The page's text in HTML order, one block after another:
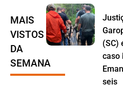
MAIS
VISTOS
DA
SEMANA
(SC)
caso
seis